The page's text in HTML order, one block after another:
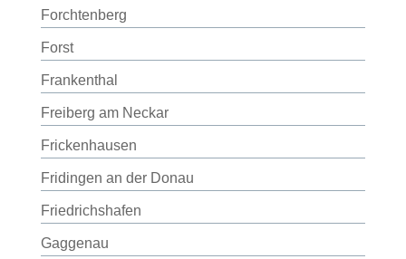
Forchtenberg
Forst
Frankenthal
Freiberg am Neckar
Frickenhausen
Fridingen an der Donau
Friedrichshafen
Gaggenau